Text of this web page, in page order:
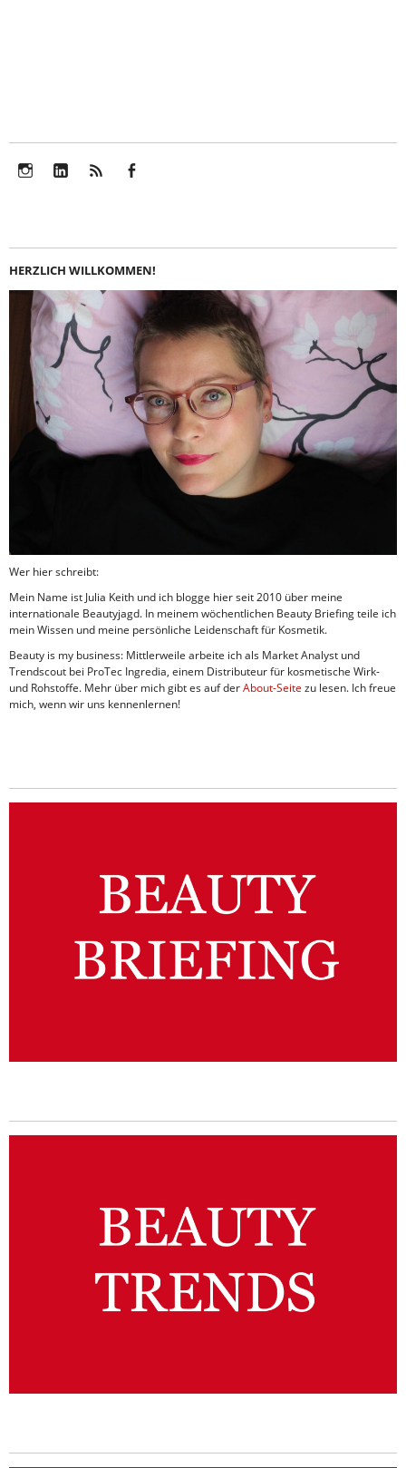
HERZLICH WILLKOMMEN!
Wer hier schreibt:
Mein Name ist Julia Keith und ich blogge hier seit 2010 über meine
internationale Beautyjagd. In meinem wöchentlichen Beauty Briefing teile ich
mein Wissen und meine persönliche Leidenschaft für Kosmetik.
Beauty is my business: Mittlerweile arbeite ich als Market Analyst und
Trendscout bei ProTec Ingredia, einem Distributeur für kosmetische Wirk-
und Rohstoffe. Mehr über mich gibt es auf derAbout-Seite zu lesen. Ich freue
mich, wenn wir uns kennenlernen!